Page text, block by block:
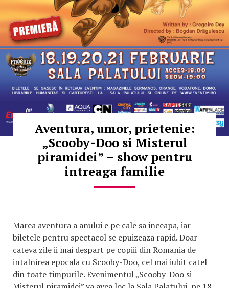
Aventura, umor, prietenie:
„Scooby-Doo si Misterul
piramidei” – show pentru
intreaga familie
Marea aventura a anului e pe cale sa inceapa, iar
biletele pentru spectacol se epuizeaza rapid. Doar
cateva zile ii mai despart pe copiii din Romania de
intalnirea epocala cu Scooby-Doo, cel mai iubit catel
din toate timpurile. Evenimentul „Scooby-Doo si